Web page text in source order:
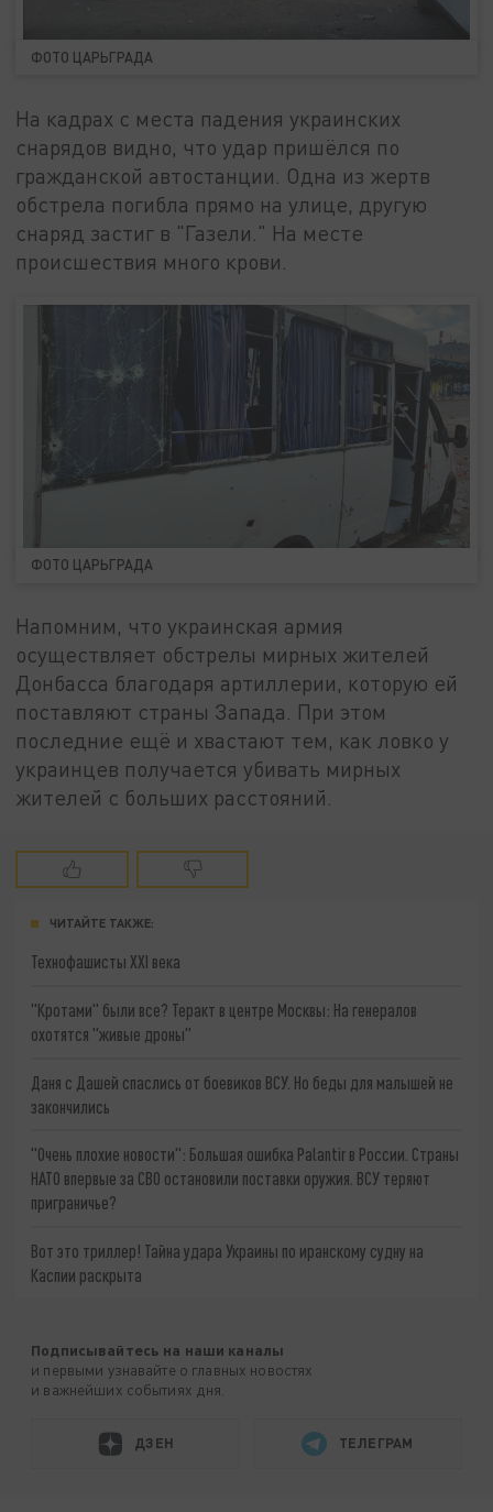
ФОТО ЦАРЬГРАДА
На кадрах с места падения украинских
снарядов видно, что удар пришёлся по
гражданской автостанции. Одна из жертв
обстрела погибла прямо на улице, другую
снаряд застиг в "Газели." На месте
происшествия много крови.
ФОТО ЦАРЬГРАДА
Напомним, что украинская армия
осуществляет обстрелы мирных жителей
Донбасса благодаря артиллерии, которую ей
поставляют страны Запада. При этом
последние ещё и хвастают тем, как ловко у
украинцев получается убивать мирных
жителей с больших расстояний.
ЧИТАЙТЕ ТАКЖЕ:
Технофашисты XXI века
"Кротами" были все? Теракт в центре Москвы: На генералов
охотятся "живые дроны"
Даня с Дашей спаслись от боевиков ВСУ. Но беды для малышей не
закончились
"Очень плохие новости": Большая ошибка Palantir в России. Страны
НАТО впервые за СВО остановили поставки оружия. ВСУ теряют
приграничье?
Вот это триллер! Тайна удара Украины по иранскому судну на
Каспии раскрыта
Подписывайтесь на наши каналы
и первыми узнавайте о главных новостях
и важнейших событиях дня.
ДЗЕН ТЕЛЕГРАМ